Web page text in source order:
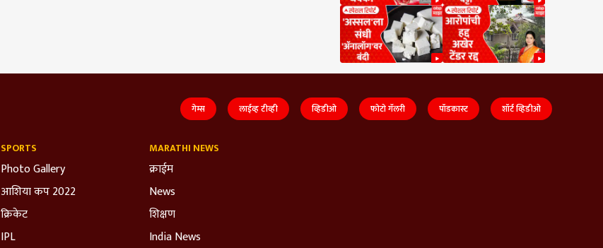
गेम्स लाईव्ह टीव्ही व्हिडीओ फोटो गॅलरी पॉडकास्ट शॉर्ट व्हिडीओ
SPORTS
Photo Gallery
आशिया कप 2022
क्रिकेट
IPL
MARATHI NEWS
क्राईम
News
शिक्षण
India News